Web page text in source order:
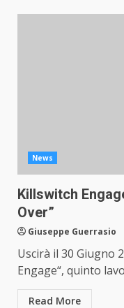
News
Killswitch
Over”
Giuseppe Guerrasio
Uscirà il 30 Giugno
Engage“, quinto
Read More